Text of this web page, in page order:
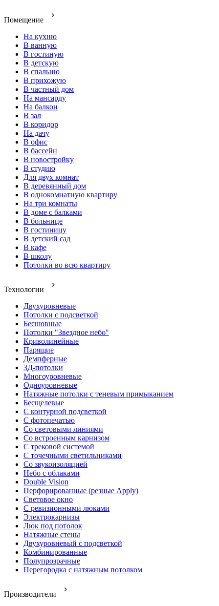
Помещение
На кухню
В ванную
В гостиную
В детскую
В спальню
В прихожую
В частный дом
На мансарду
На балкон
В зал
В коридор
На дачу
В офис
В бассейн
В новостройку
В студию
Для двух комнат
В деревянный дом
В однокомнатную квартиру
На три комнаты
В доме с балками
В больнице
В гостиницу
В детский сад
В кафе
В школу
Потолки во всю квартиру
Технологии
Двухуровневые
Потолки с подсветкой
Бесшовные
Потолки "Звездное небо"
Криволинейные
Парящие
Демпферные
3Д-потолки
Многоуровневые
Одноуровневые
Натяжные потолки с теневым примыканием
Бесщелевые
С контурной подсветкой
С фотопечатью
Со световыми линиями
Со встроенным карнизом
С трековой системой
С точечными светильниками
Со звукоизоляцией
Небо с облаками
Double Vision
Перфорированные (резные Apply)
Световое окно
С ревизионными люками
Электрокарнизы
Люк под потолок
Натяжные стены
Двухуровневый с подсветкой
Комбинированные
Полупрозрачные
Перегородка с натяжным потолком
Производители